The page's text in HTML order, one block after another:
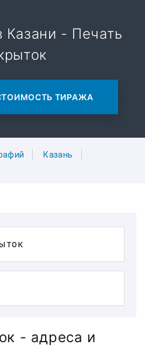
Казани - Печать
ТИРАЖА
Казань
- адреса и